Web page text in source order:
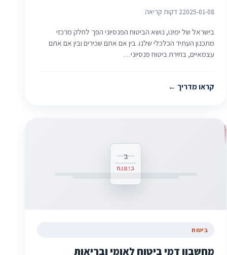
2025-01-082 דקות קריאה
בישראל של ימינו, נושא הביטוח הפנסיוני הפך לחלק מרכזי
מתכנון העתיד הכלכלי שלנו. בין אם אתם שכירים ובין אם אתם
עצמאיים, בחירת ביטוח פנסיוני…
קראו מדריך
ב
ביטוח
ביטוח
מחשבון דמי ביטוח לאומי ובריאות